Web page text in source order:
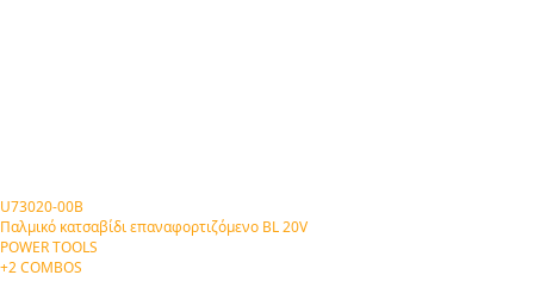
U73020-00B
Παλμικό κατσαβίδι επαναφορτιζόμενο BL 20V
POWER TOOLS
+2 COMBOS